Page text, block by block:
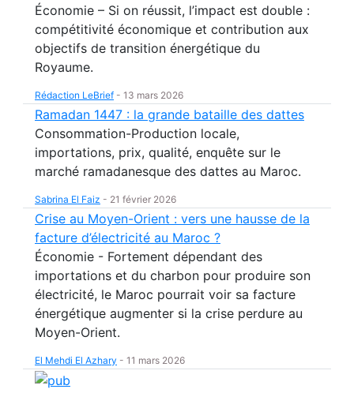
Économie – Si on réussit, l’impact est double :
compétitivité économique et contribution aux
objectifs de transition énergétique du
Royaume.
Rédaction LeBrief - 13 mars 2026
Ramadan 1447 : la grande bataille des dattes
Consommation-Production locale,
importations, prix, qualité, enquête sur le
marché ramadanesque des dattes au Maroc.
Sabrina El Faiz - 21 février 2026
Crise au Moyen-Orient : vers une hausse de la
facture d’électricité au Maroc ?
Économie - Fortement dépendant des
importations et du charbon pour produire son
électricité, le Maroc pourrait voir sa facture
énergétique augmenter si la crise perdure au
Moyen-Orient.
El Mehdi El Azhary - 11 mars 2026